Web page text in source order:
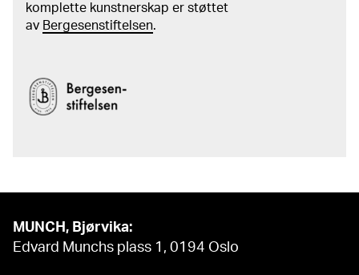
komplette kunstnerskap er støttet
av Bergesenstiftelsen.
MUNCH, Bjørvika:
Edvard Munchs plass 1, 0194 Oslo